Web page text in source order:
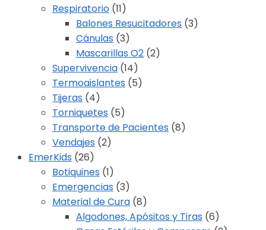
Respiratorio (11)
Balones Resucitadores (3)
Cánulas (3)
Mascarillas O2 (2)
Supervivencia (14)
Termoaislantes (5)
Tijeras (4)
Torniquetes (5)
Transporte de Pacientes (8)
Vendajes (2)
EmerKids (26)
Botiquines (1)
Emergencias (3)
Material de Cura (8)
Algodones, Apósitos y Tiras (6)